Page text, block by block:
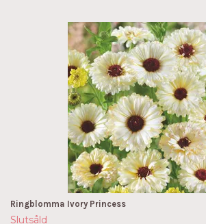
Ringblomma Ivory Princess
Slutsåld